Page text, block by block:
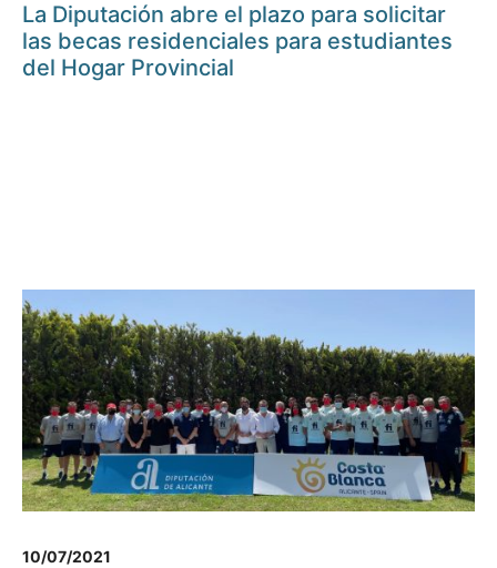
La Diputación abre el plazo para solicitar
las becas residenciales para estudiantes
del Hogar Provincial
10/07/2021